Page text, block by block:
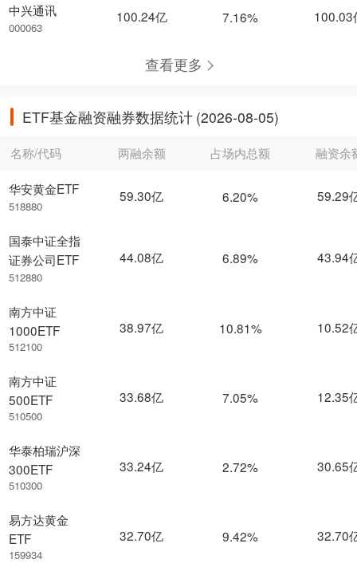
中兴通讯
000063
100.24亿 7.16% 100.03
查看更多
ETF基金融资融券数据统计 (2026-08-05)
名称/代码
华安黄金ETF
518880
国泰中证全指
证券公司ETF
512880
南方中证
1000ETF
512100
南方中证
500ETF
510500
华泰柏瑞沪深
300ETF
510300
易方达黄金
ETF
159934
两融余额 占场内总额 融资余
59.30亿 6.20% 59.29
44.08亿 6.89% 43.94
38.97亿 10.81% 10.52
33.68亿 7.05% 12.35
33.24亿 2.72% 30.65
32.70亿 9.42% 32.70